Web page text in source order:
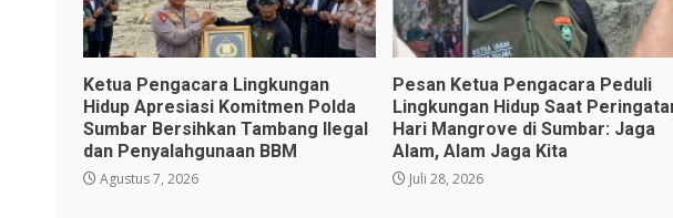
Ketua Pengacara Lingkungan
Hidup Apresiasi Komitmen Polda
Sumbar Bersihkan Tambang Ilegal
dan Penyalahgunaan BBM
Agustus 7, 2026
Pesan Ketua Pengacara Peduli
Lingkungan Hidup Saat
Hari Mangrove di Sumbar: Jaga
Alam, Alam Jaga Kita
Juli 28, 2026